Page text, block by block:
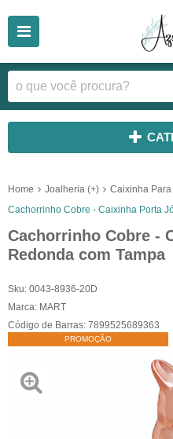
Home Joalheria (+)
Caixinha
Cachorrinho Cobre - Caixinha Porta
Cachorrinho Cobre -
Redonda com Tampa
Sku: 0043-8936-20D
Marca: MART
Código de Barras: 7899525689363
PROMOÇÃO